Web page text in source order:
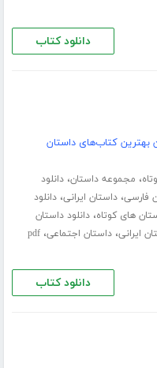
دانلود کتاب
بهترین کتاب‌های داستان
، مجموعه داستان،دانلود
فارسی،داستان ایرانی،دانلود
های کوتاه،دانلود داستان
ایرانی،داستان اجتماعی،pdf
دانلود کتاب